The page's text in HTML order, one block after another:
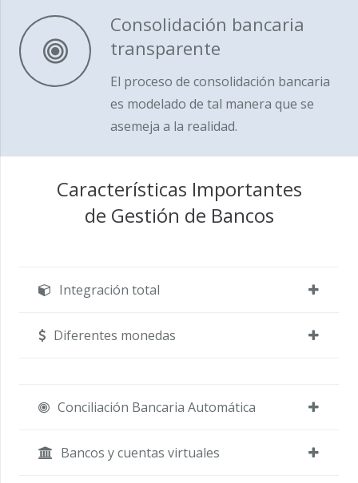
Consolidación bancaria
transparente
El proceso de consolidación bancaria
es modelado de tal manera que se
asemeja a la realidad.
Características Importantes
de Gestión de Bancos
Integración total
Diferentes monedas
Conciliación Bancaria Automática
Bancos y cuentas virtuales